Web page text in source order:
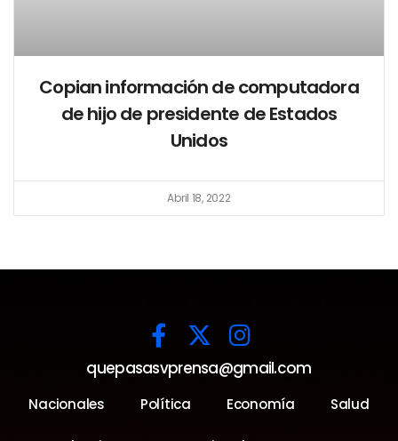
Copian información de computadora
de hijo de presidente de Estados
Unidos
Abril 18, 2022
quepasasvprensa@gmail.com
Nacionales Política Economía Salud